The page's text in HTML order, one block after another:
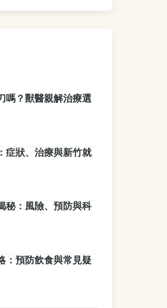
嗎？獸醫親解治療選
症狀、治療與新竹就
秘：風險、預防與科
：預防飲食與常見疑